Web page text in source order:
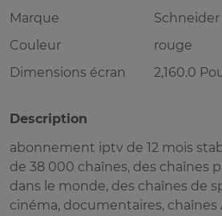
Marque
Schneider
Couleur
rouge
Dimensions écran
2,160.0
Description
abonnement iptv de 12 mois
de 38 000 chaînes, des chaînes
dans le monde, des chaînes de
cinéma, documentaires, chaînes